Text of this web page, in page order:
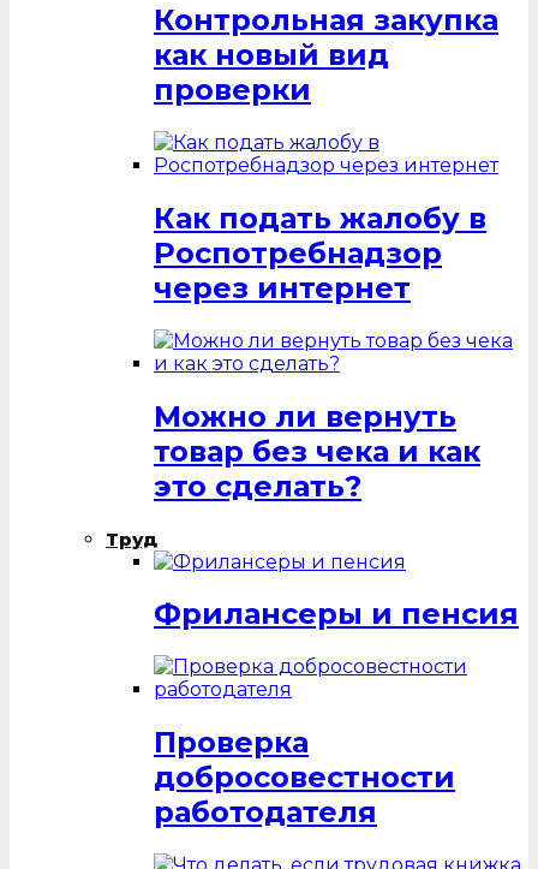
Контрольная закупка
как новый вид
проверки
Как подать жалобу в
Роспотребнадзор
через интернет
Можно ли вернуть
товар без чека и как
это сделать?
Труд
Фрилансеры и пенсия
Проверка
добросовестности
работодателя